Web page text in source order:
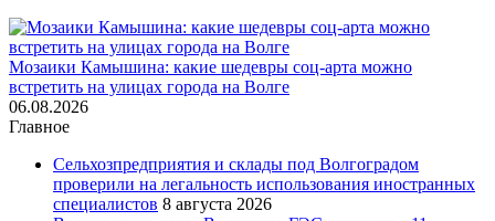
Мозаики Камышина: какие шедевры соц-арта можно
встретить на улицах города на Волге
06.08.2026
Главное
Сельхозпредприятия и склады под Волгоградом
проверили на легальность использования иностранных
специалистов 8 августа 2026